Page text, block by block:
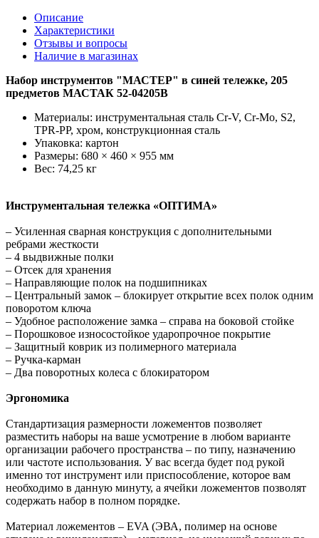
Описание
Характеристики
Отзывы и вопросы
Наличие в магазинах
Набор инструментов "МАСТЕР" в синей тележке, 205
предметов МАСТАК 52-04205B
Материалы: инструментальная сталь Cr-V, Cr-Mo, S2,
TPR-PP, хром, конструкционная сталь
Упаковка: картон
Размеры: 680 × 460 × 955 мм
Вес: 74,25 кг
Инструментальная тележка «ОПТИМА»
– Усиленная сварная конструкция с дополнительными
ребрами жесткости
– 4 выдвижные полки
– Отсек для хранения
– Направляющие полок на подшипниках
– Центральный замок – блокирует открытие всех полок одним
поворотом ключа
– Удобное расположение замка – справа на боковой стойке
– Порошковое износостойкое ударопрочное покрытие
– Защитный коврик из полимерного материала
– Ручка-карман
– Два поворотных колеса с блокиратором
Эргономика
Стандартизация размерности ложементов позволяет
разместить наборы на ваше усмотрение в любом варианте
организации рабочего пространства – по типу, назначению
или частоте использования. У вас всегда будет под рукой
именно тот инструмент или приспособление, которое вам
необходимо в данную минуту, а ячейки ложементов позволят
содержать набор в полном порядке.
Материал ложементов – EVA (ЭВА, полимер на основе